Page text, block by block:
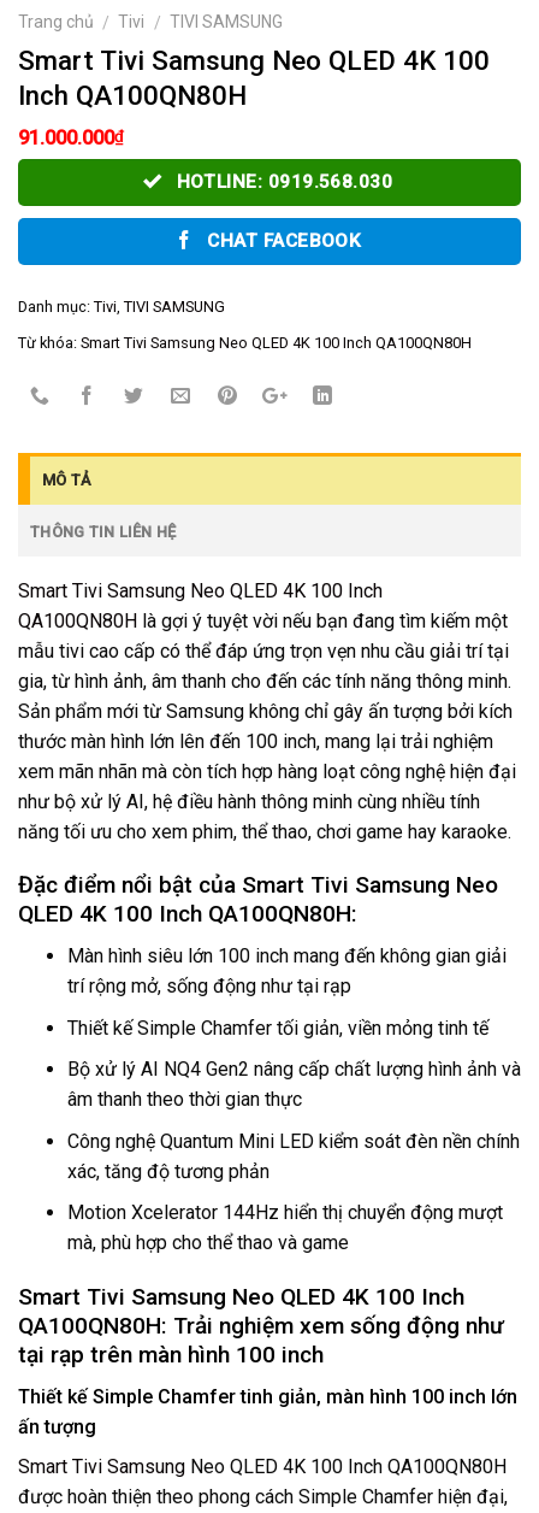
Trang chủ / Tivi / TIVI SAMSUNG
Smart Tivi Samsung Neo QLED 4K 100
Inch QA100QN80H
91.000.000₫
HOTLINE: 0919.568.030
CHAT FACEBOOK
Danh mục: Tivi TIVI SAMSUNG
Từ khóa: Smart Tivi Samsung Neo QLED 4K 100 Inch QA100QN80H
MÔ TẢ
THÔNG TIN LIÊN HỆ
Smart Tivi Samsung Neo QLED 4K 100 Inch
QA100QN80H là gợi ý tuyệt vời nếu bạn đang tìm kiếm một
mẫu tivi cao cấp có thể đáp ứng trọn vẹn nhu cầu giải trí tại
gia, từ hình ảnh, âm thanh cho đến các tính năng thông minh.
Sản phẩm mới từ Samsung không chỉ gây ấn tượng bởi kích
thước màn hình lớn lên đến 100 inch, mang lại trải nghiệm
xem mãn nhãn mà còn tích hợp hàng loạt công nghệ hiện đại
như bộ xử lý AI, hệ điều hành thông minh cùng nhiều tính
năng tối ưu cho xem phim, thể thao, chơi game hay karaoke.
Đặc điểm nổi bật của Smart Tivi Samsung Neo
QLED 4K 100 Inch QA100QN80H:
Màn hình siêu lớn 100 inch mang đến không gian giải
trí rộng mở, sống động như tại rạp
Thiết kế Simple Chamfer tối giản, viền mỏng tinh tế
Bộ xử lý AI NQ4 Gen2 nâng cấp chất lượng hình ảnh và
âm thanh theo thời gian thực
Công nghệ Quantum Mini LED kiểm soát đèn nền chính
xác, tăng độ tương phản
Motion Xcelerator 144Hz hiển thị chuyển động mượt
mà, phù hợp cho thể thao và game
Smart Tivi Samsung Neo QLED 4K 100 Inch
QA100QN80H: Trải nghiệm xem sống động như
tại rạp trên màn hình 100 inch
Thiết kế Simple Chamfer tinh giản, màn hình 100 inch lớn
ấn tượng
Smart Tivi Samsung Neo QLED 4K 100 Inch QA100QN80H
được hoàn thiện theo phong cách Simple Chamfer hiện đại,